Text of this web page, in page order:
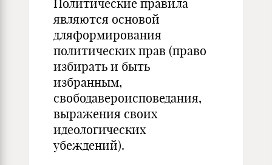
Политические правила
являются основой
дляформирования
политических прав (право
избирать и быть
избранным,
свободавероисповедания,
выражения своих
идеологических
убеждений).